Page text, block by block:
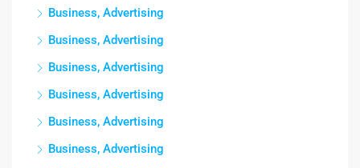
Business, Advertising
Business, Advertising
Business, Advertising
Business, Advertising
Business, Advertising
Business, Advertising